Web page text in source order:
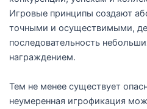
Игровые принципы создают
точными и осуществимыми,
последовательность
награждением.
Тем не менее существует
неумеренная игрофикация